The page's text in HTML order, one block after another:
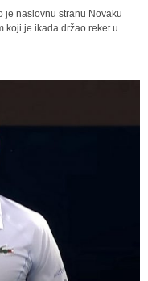
je naslovnu stranu Novaku
koji je ikada držao reket u